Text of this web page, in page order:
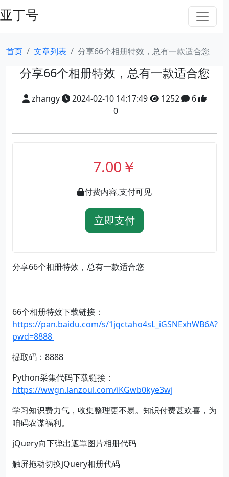
亚丁号
首页 文章列表 分享66个相册特效，总有一款适合您
分享66个相册特效，总有一款适合您
zhangy 2024-02-10 14:17:49 1252
6
0
7.00￥
付费内容,支付可见
立即支付
分享66个相册特效，总有一款适合您
66个相册特效下载链接：
https://pan.baidu.com/s/1jqctaho4sL_iGSNExhWB6A?
pwd=8888
提取码：8888
Python采集代码下载链接：
https://wwgn.lanzoul.com/iKGwb0kye3wj
学习知识费力气，收集整理更不易。知识付费甚欢喜，为
咱码农谋福利。
jQuery向下弹出遮罩图片相册代码
触屏拖动切换jQuery相册代码